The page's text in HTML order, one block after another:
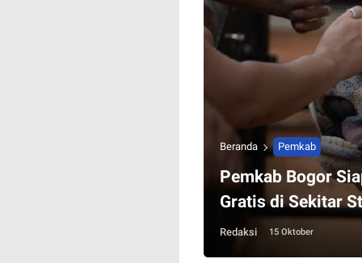
Beranda Pemkab
Pemkab Bogor
Gratis di Sekitar
Redaksi 15 Oktober